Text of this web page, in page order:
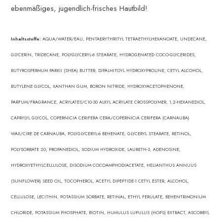
ebenmäßiges, jugendlich-frisches Hautbild!
Inhaltsstoffe:AQUA/WATER/EAU, PENTAERYTHRITYL TETRAETHYLHEXANOATE, UNDECANE,
GLYCERIN, TRIDECANE, POLYGLYCERYL-6 STEARATE, HYDROGENATED COCO-GLYCERIDES,
BUTYROSPERMUM PARKII (SHEA) BUTTER, DIPALMITOYL HYDROXYPROLINE, CETYL ALCOHOL,
BUTYLENE GLYCOL, XANTHAN GUM, BORON NITRIDE, HYDROXYACETOPHENONE,
PARFUM/FRAGRANCE, ACRYLATES/C10-30 ALKYL ACRYLATE CROSSPOLYMER, 1,2-HEXANEDIOL,
CAPRYLYL GLYCOL, COPERNICIA CERIFERA CERA/COPERNICIA CERIFERA (CARNAUBA)
WAX/CIRE DE CARNAUBA, POLYGLYCERYL-6 BEHENATE, GLYCERYL STEARATE, RETINOL,
POLYSORBATE 20, PROPANEDIOL, SODIUM HYDROXIDE, LAURETH-3, ADENOSINE,
HYDROXYETHYLCELLULOSE, DISODIUM COCOAMPHODIACETATE, HELIANTHUS ANNUUS
(SUNFLOWER) SEED OIL, TOCOPHEROL, ACETYL DIPEPTIDE-1 CETYL ESTER, ALCOHOL,
CELLULOSE, LECITHIN, POTASSIUM SORBATE, RETINAL, ETHYL FERULATE, BEHENTRIMONIUM
CHLORIDE, POTASSIUM PHOSPHATE, BIOTIN, HUMULUS LUPULUS (HOPS) EXTRACT, ASCORBYL